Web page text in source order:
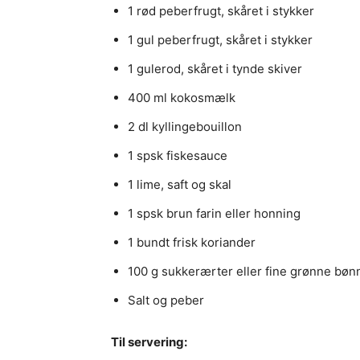
1 rød peberfrugt, skåret i stykker
1 gul peberfrugt, skåret i stykker
1 gulerod, skåret i tynde skiver
400 ml kokosmælk
2 dl kyllingebouillon
1 spsk fiskesauce
1 lime, saft og skal
1 spsk brun farin eller honning
1 bundt frisk koriander
100 g sukkerærter eller fine grønne
Salt og peber
Til servering: